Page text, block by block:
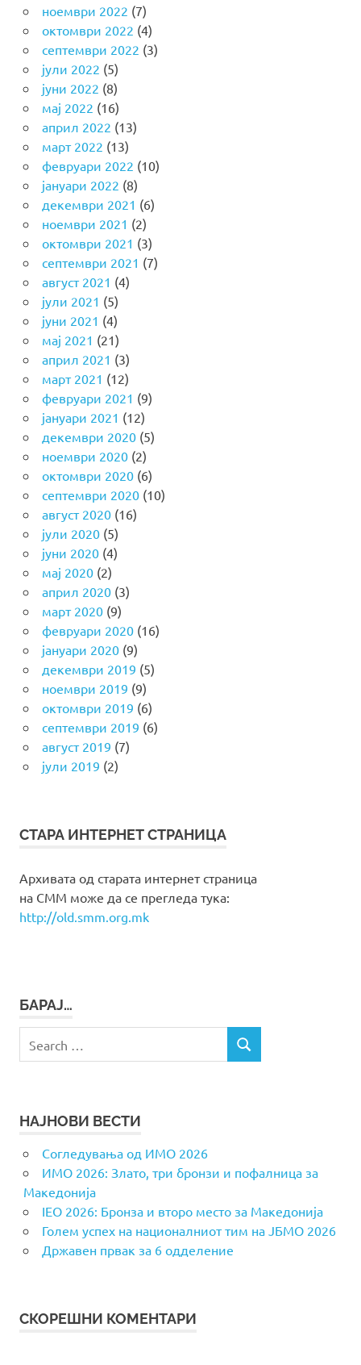
ноември 2022 (7)
октомври 2022 (4)
септември 2022 (3)
јули 2022 (5)
јуни 2022 (8)
мај 2022 (16)
април 2022 (13)
март 2022 (13)
февруари 2022 (10)
јануари 2022 (8)
декември 2021 (6)
ноември 2021 (2)
октомври 2021 (3)
септември 2021 (7)
август 2021 (4)
јули 2021 (5)
јуни 2021 (4)
мај 2021 (21)
април 2021 (3)
март 2021 (12)
февруари 2021 (9)
јануари 2021 (12)
декември 2020(5)
ноември 2020(2)
октомври 2020(6)
септември 2020(10)
август 2020(16)
јули 2020(5)
јуни 2020(4)
мај 2020(2)
април 2020(3)
март 2020(9)
февруари 2020(16)
јануари 2020(9)
декември 2019 (5)
ноември 2019 (9)
октомври 2019 (6)
септември 2019 (6)
август 2019 (7)
јули 2019 (2)
СТАРА ИНТЕРНЕТ СТРАНИЦА
Архивата од старата интернет страница
на СММ може да се прегледа тука:
http://old.smm.org.mk
БАРАЈ…
for:
SEARCH
НАЈНОВИ ВЕСТИ
Согледувања од ИМО 2026
ИМО 2026: Злато, три бронзи и пофалница за
Македонија
IEO 2026: Бронза и второ место за Македонија
Голем успех на националниот тим на ЈБМО 2026
Државен првак за 6 одделение
СКОРЕШНИ КОМЕНТАРИ